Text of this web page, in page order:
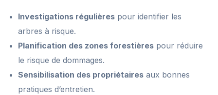
Investigations régulières pour identifier les
arbres à risque.
Planification des zones forestières pour réduire
le risque de dommages.
Sensibilisation des propriétaires aux bonnes
pratiques d’entretien.